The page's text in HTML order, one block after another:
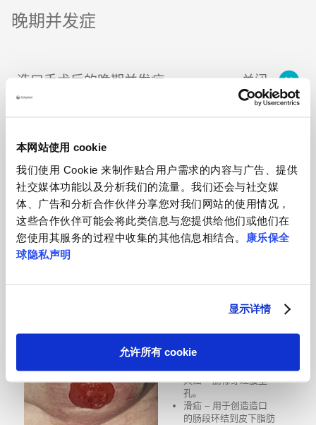
本网站使用 cookie
我们使用 Cookie 来制作贴合用户需求的内容与广告、提供
社交媒体功能以及分析我们的流量。我们还会与社交媒
体、广告和分析合作伙伴分享您对我们网站的使用情况，
这些合作伙伴可能会将此类信息与您提供给他们或他们在
您使用其服务的过程中收集的其他信息相结合。
康乐保全
球隐私声明
显示详情
允许所有 cookie
晚期并发症
关闭
造口手术后的晚期并发症
管理：
凸面黏胶，可塑贴环或
造口防漏膏
如果是由于体重过重/
肥胖导致的，应该鼓励
疝气
造口周围鼓胀可能是真
真疝 – 肠襻穿过腹壁
孔。
滑疝 – 用于创造造口
的肠段环结到皮下脂肪